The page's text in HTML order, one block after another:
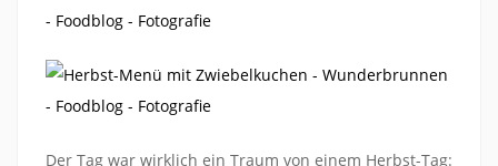
Der Tag war wirklich ein Traum von einem Herbst-Tag: